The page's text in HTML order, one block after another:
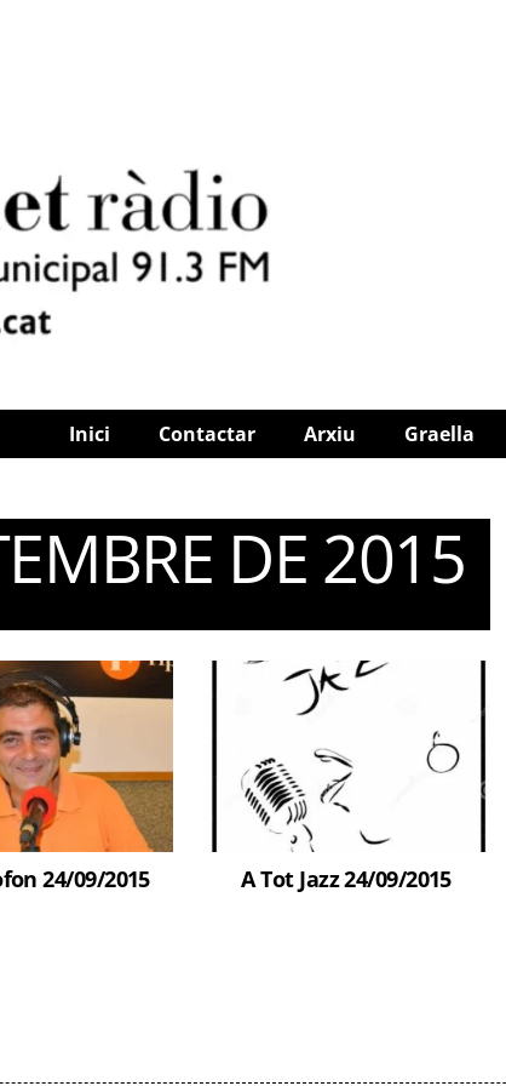
Inici Contactar Arxiu Graella
DE 2015
24/09/2015 A Tot Jazz 24/09/2015